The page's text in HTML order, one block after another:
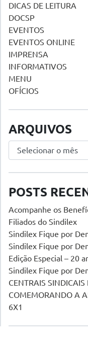
DICAS DE LEITURA
DOCSP
EVENTOS
EVENTOS ONLINE
IMPRENSA
INFORMATIVOS
MENU
OFÍCIOS
ARQUIVOS
Arquivos
POSTS
Acompanhe os
Filiados do Sindilex
Sindilex Fique por
Sindilex Fique por
Edição Especial – 20
Sindilex Fique por
CENTRAIS
COMEMORANDO A
6X1